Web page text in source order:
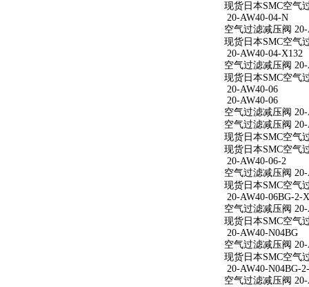
现货日本SMC空气
20-AW40-04-N
空气过滤减压阀
现货日本SMC空气
20-AW40-04-X132
空气过滤减压阀
现货日本SMC空气
20-AW40-06
20-AW40-06
空气过滤减压阀 20-
空气过滤减压阀 20-
现货日本SMC空气
现货日本SMC空气
20-AW40-06-2
空气过滤减压阀
现货日本SMC空气
20-AW40-06BG-2-
空气过滤减压阀
现货日本SMC空气
20-AW40-N04BG
空气过滤减压阀
现货日本SMC空气
20-AW40-N04BG-
空气过滤减压阀